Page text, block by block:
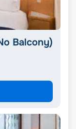
Balcony)